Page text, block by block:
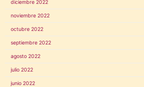
diciembre 2022
noviembre 2022
octubre 2022
septiembre 2022
agosto 2022
julio 2022
junio 2022